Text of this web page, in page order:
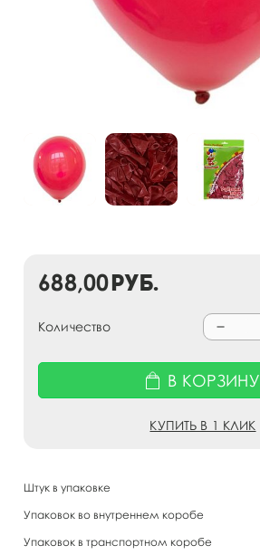
Штук в упаковке
Упаковок во внутреннем коробе
Упаковок в транспортном коробе
688,00руб.
Количество
В КОРЗИНУ
КУПИТЬ В 1 КЛИК